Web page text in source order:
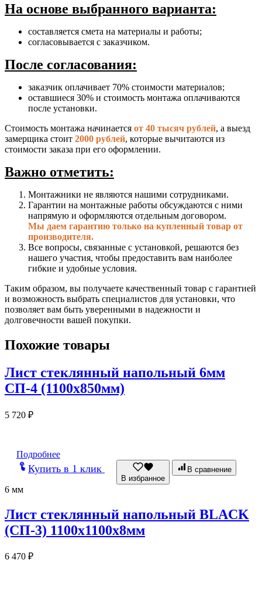
На основе выбранного варианта:
составляется смета на материалы и работы;
согласовывается с заказчиком.
После согласования:
заказчик оплачивает 70% стоимости материалов;
оставшиеся 30% и стоимость монтажа оплачиваются
после установки.
Стоимость монтажа начинается от 40 тысяч рублей, а выезд
замерщика стоит 2000 рублей, которые вычитаются из
стоимости заказа при его оформлении.
Важно отметить:
Монтажники не являются нашими сотрудниками.
Гарантии на монтажные работы обсуждаются с ними
напрямую и оформляются отдельным договором.
Мы даем гарантию только на купленный товар от
производителя.
Все вопросы, связанные с установкой, решаются без
нашего участия, чтобы предоставить вам наиболее
гибкие и удобные условия.
Таким образом, вы получаете качественный товар с гарантией
и возможность выбрать специалистов для установки, что
позволяет вам быть уверенными в надежности и
долговечности вашей покупки.
Похожие товары
Лист стеклянный напольный 6мм
СП-4 (1100х850мм)
5 720 ₽
Подробнее
Купить в 1 клик
В избранное
В сравнение
6 мм
Лист стеклянный напольный BLACK
(СП-3) 1100х1100х8мм
6 470 ₽